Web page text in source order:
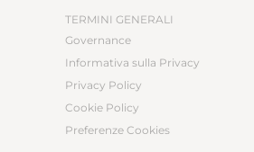
TERMINI GENERALI
Governance
Informativa sulla Privacy
Privacy Policy
Cookie Policy
Preferenze Cookies